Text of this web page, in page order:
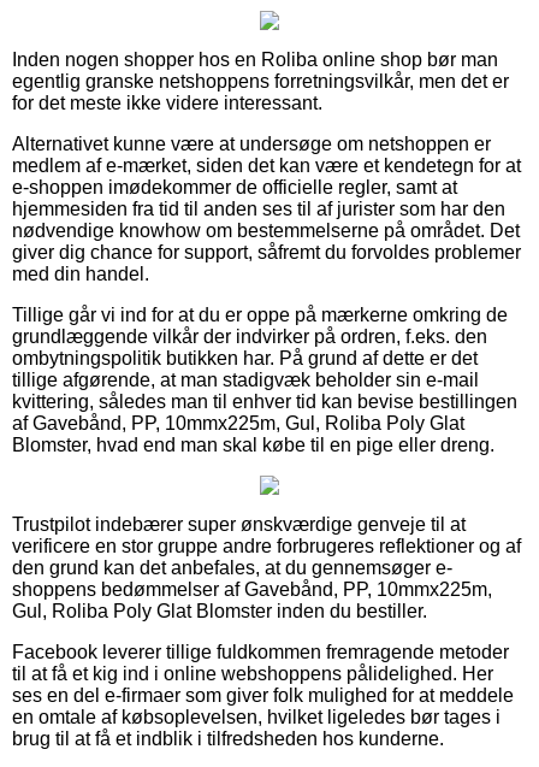
Inden nogen shopper hos en Roliba online shop bør man
egentlig granske netshoppens forretningsvilkår, men det er
for det meste ikke videre interessant.
Alternativet kunne være at undersøge om netshoppen er
medlem af e-mærket, siden det kan være et kendetegn for at
e-shoppen imødekommer de officielle regler, samt at
hjemmesiden fra tid til anden ses til af jurister som har den
nødvendige knowhow om bestemmelserne på området. Det
giver dig chance for support, såfremt du forvoldes problemer
med din handel.
Tillige går vi ind for at du er oppe på mærkerne omkring de
grundlæggende vilkår der indvirker på ordren, f.eks. den
ombytningspolitik butikken har. På grund af dette er det
tillige afgørende, at man stadigvæk beholder sin e-mail
kvittering, således man til enhver tid kan bevise bestillingen
af Gavebånd, PP, 10mmx225m, Gul, Roliba Poly Glat
Blomster, hvad end man skal købe til en pige eller dreng.
Trustpilot indebærer super ønskværdige genveje til at
verificere en stor gruppe andre forbrugeres reflektioner og af
den grund kan det anbefales, at du gennemsøger e-
shoppens bedømmelser af Gavebånd, PP, 10mmx225m,
Gul, Roliba Poly Glat Blomster inden du bestiller.
Facebook leverer tillige fuldkommen fremragende metoder
til at få et kig ind i online webshoppens pålidelighed. Her
ses en del e-firmaer som giver folk mulighed for at meddele
en omtale af købsoplevelsen, hvilket ligeledes bør tages i
brug til at få et indblik i tilfredsheden hos kunderne.